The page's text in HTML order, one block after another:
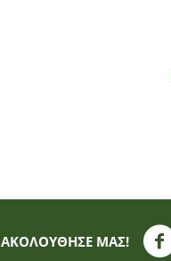
ΑΚΟΛΟΥΘΗΣΈ ΜΑΣ!